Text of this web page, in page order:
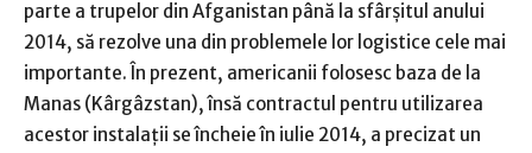
parte a trupelor din Afganistan până la sfârşitul anului
2014, să rezolve una din problemele lor logistice cele mai
importante. În prezent, americanii folosesc baza de la
Manas (Kârgâzstan), însă contractul pentru utilizarea
acestor instalaţii se încheie în iulie 2014, a precizat un